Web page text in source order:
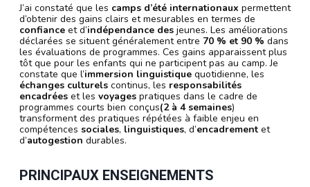
J’ai constaté que les camps d’été internationaux permettent
d’obtenir des gains clairs et mesurables en termes de
confiance et d’indépendance des jeunes. Les améliorations
déclarées se situent généralement entre 70 % et 90 % dans
les évaluations de programmes. Ces gains apparaissent plus
tôt que pour les enfants qui ne participent pas au camp. Je
constate que l’immersion linguistique quotidienne, les
échanges culturels continus, les responsabilités
encadrées et les voyages pratiques dans le cadre de
programmes courts bien conçus(2 à 4 semaines)
transforment des pratiques répétées à faible enjeu en
compétences sociales, linguistiques, d’encadrement et
d’autogestion durables.
PRINCIPAUX ENSEIGNEMENTS